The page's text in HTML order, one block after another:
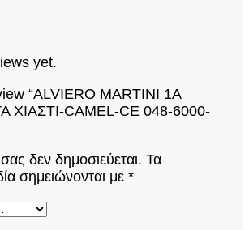
yet.
“ALVIERO MARTINI 1A
ΧΙΑΣΤΙ-CAMEL-CE 048-6000-
δεν δημοσιεύεται. Τα
σημειώνονται με *